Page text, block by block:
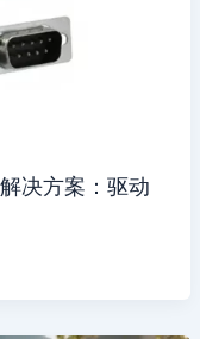
决方案：驱动